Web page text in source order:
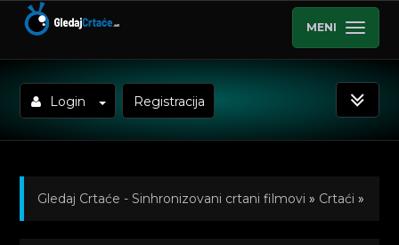
MENI
Login Registracija
Gledaj Crtaće - Sinhronizovani crtani filmovi » Crtaći »